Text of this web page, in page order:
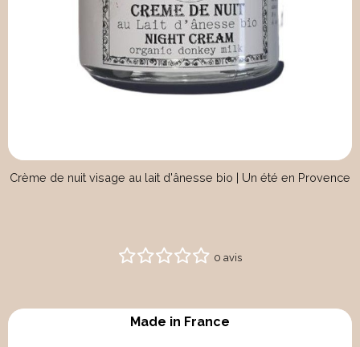
Crème de nuit visage au lait d'ânesse bio | Un été en Provence
0 avis
Made in France